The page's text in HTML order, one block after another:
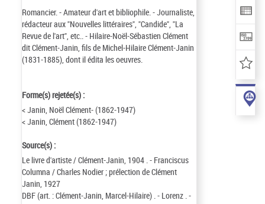
Romancier. - Amateur d'art et bibliophile. - Journaliste,
rédacteur aux "Nouvelles littéraires", "Candide", "La
Revue de l'art", etc.. - Hilaire-Noël-Sébastien Clément
dit Clément-Janin, fils de Michel-Hilaire Clément-Janin
(1831-1885), dont il édita les oeuvres.
Forme(s) rejetée(s) :
< Janin, Noël Clément- (1862-1947)
< Janin, Clément (1862-1947)
Source(s) :
Le livre d'artiste / Clément-Janin, 1904 . - Franciscus
Columna / Charles Nodier ; prélection de Clément
Janin, 1927
DBF (art. : Clément-Janin, Marcel-Hilaire) . - Lorenz . -